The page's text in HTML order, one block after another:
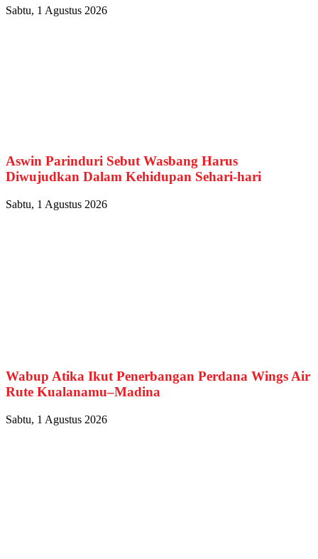
Sabtu, 1 Agustus 2026
Aswin Parinduri Sebut Wasbang Harus
Diwujudkan Dalam Kehidupan Sehari-hari
Sabtu, 1 Agustus 2026
Wabup Atika Ikut Penerbangan Perdana Wings Air
Rute Kualanamu–Madina
Sabtu, 1 Agustus 2026